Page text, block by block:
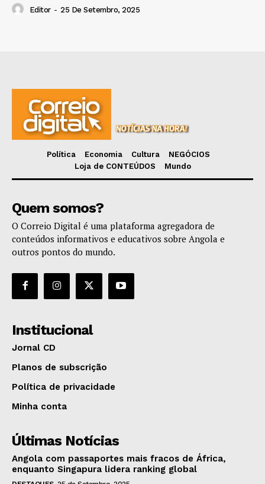
Editor - 25 De Setembro, 2025
Política Economia Cultura
NEGÓCIOS
Loja de CONTEÚDOS
Mundo
Quem somos?
O Correio Digital é uma plataforma agregadora de
conteúdos informativos e educativos sobre Angola e
outros pontos do mundo.
Institucional
Jornal CD
Planos de subscrição
Política de privacidade
Minha conta
Últimas Notícias
Angola com passaportes mais fracos de África,
enquanto Singapura lidera ranking global